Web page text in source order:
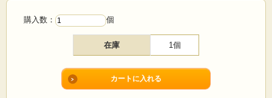
購入数： 個
在庫 1個